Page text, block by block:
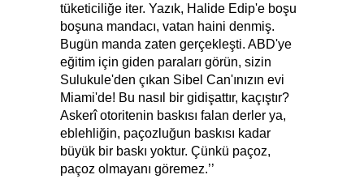
tüketiciliğe iter. Yazık, Halide Edip'e boşu
boşuna mandacı, vatan haini denmiş.
Bugün manda zaten gerçekleşti. ABD'ye
eğitim için giden paraları görün, sizin
Sulukule'den çıkan Sibel Can'ınızın evi
Miami'de! Bu nasıl bir gidişattır, kaçıştır?
Askerî otoritenin baskısı falan derler ya,
eblehliğin, paçozluğun baskısı kadar
büyük bir baskı yoktur. Çünkü paçoz,
paçoz olmayanı göremez.’’